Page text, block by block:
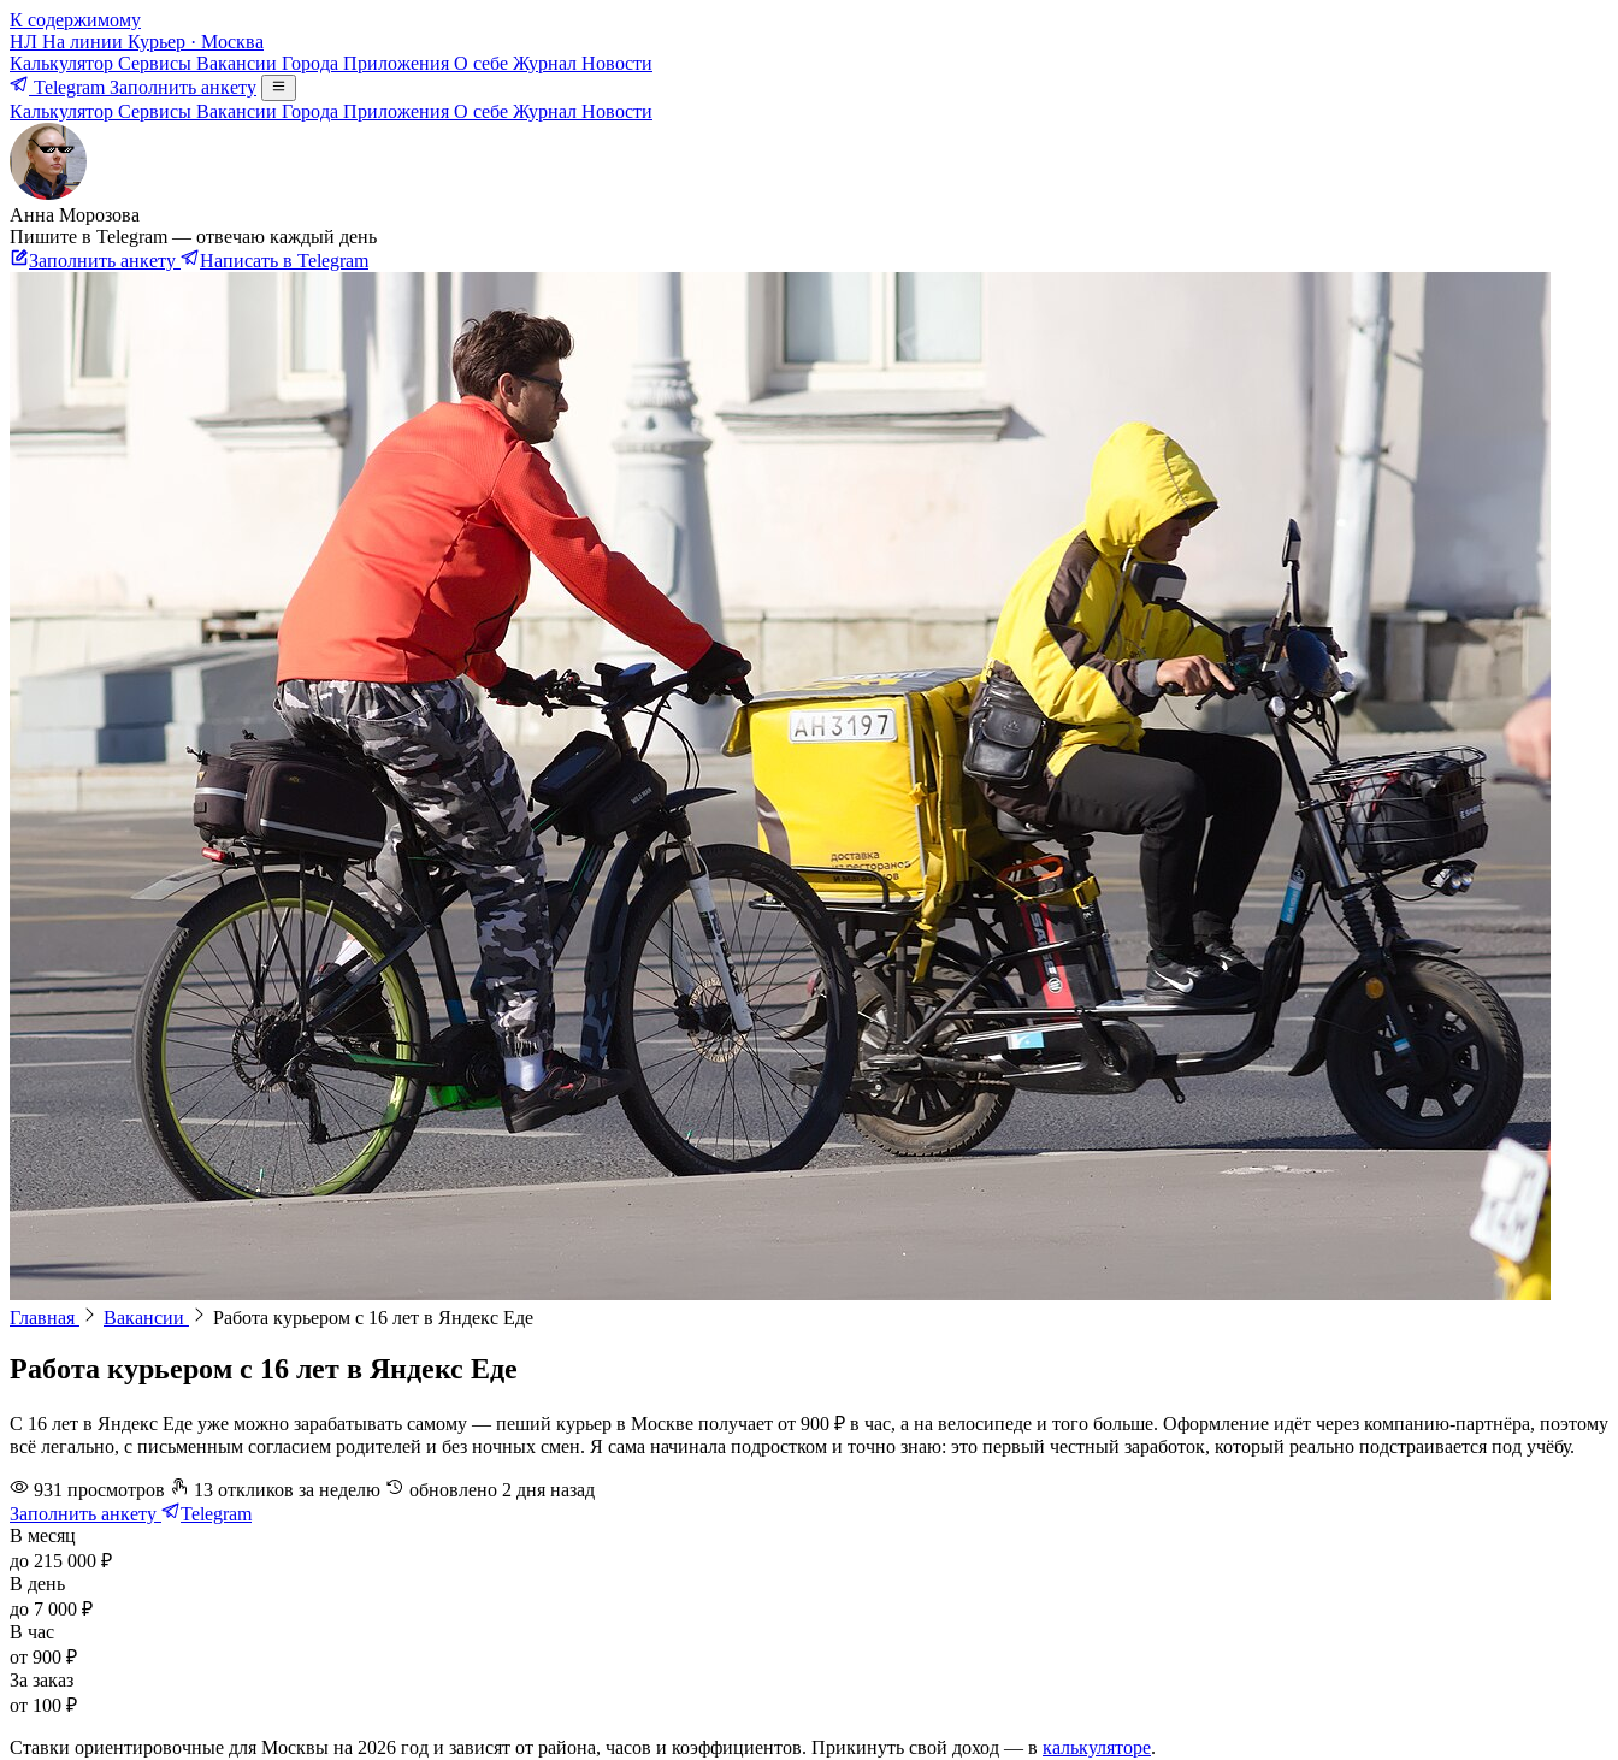
К содержимому
НЛ На линии Курьер · Москва
Калькулятор Сервисы Вакансии Города Приложения О себе Журнал Новости
Telegram Заполнить анкету
Калькулятор Сервисы Вакансии Города Приложения О себе Журнал Новости
Анна Морозова
Пишите в Telegram — отвечаю каждый день
Заполнить анкету
Написать в Telegram
Главная Вакансии Работа курьером с 16 лет в Яндекс Еде
Работа курьером с 16 лет в Яндекс Еде
С 16 лет в Яндекс Еде уже можно зарабатывать самому — пеший курьер в Москве получает от 900 ₽ в час, а на велосипеде и того больше. Оформление идёт через компанию-партнёра, поэтому
всё легально, с письменным согласием родителей и без ночных смен. Я сама начинала подростком и точно знаю: это первый честный заработок, который реально подстраивается под учёбу.
931 просмотров 13 откликов за неделю обновлено 2 дня назад
Заполнить анкету
Telegram
В месяц
до 215 000 ₽
В день
до 7 000 ₽
В час
от 900 ₽
За заказ
от 100 ₽
Ставки ориентировочные для Москвы на 2026 год и зависят от района, часов и коэффициентов. Прикинуть свой доход — в калькуляторе.